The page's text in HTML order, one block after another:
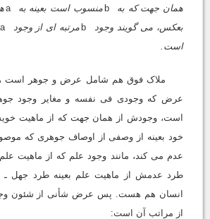
همان جهت که به
b منسوب است بعینه به a
بعکس، مى گویند وجود
مرتبه اى از وجود a
است.
ملاک فوق هم شامل عرض و جوهر است هم
عرض که وجودى فى نفسه و مغایر وجود
است، وجودش از همان جهت که از ماهیت
خود بعینه از وصفى از اوصاف جوهرى که
عدم مى کند، مانند وجود علم که از ماهیت
طرد عدمش از ماهیت علم بعینه طرد جهل ـ
انسان هم هست. پس عرض شأنى از شئون
از مراتب آن است: